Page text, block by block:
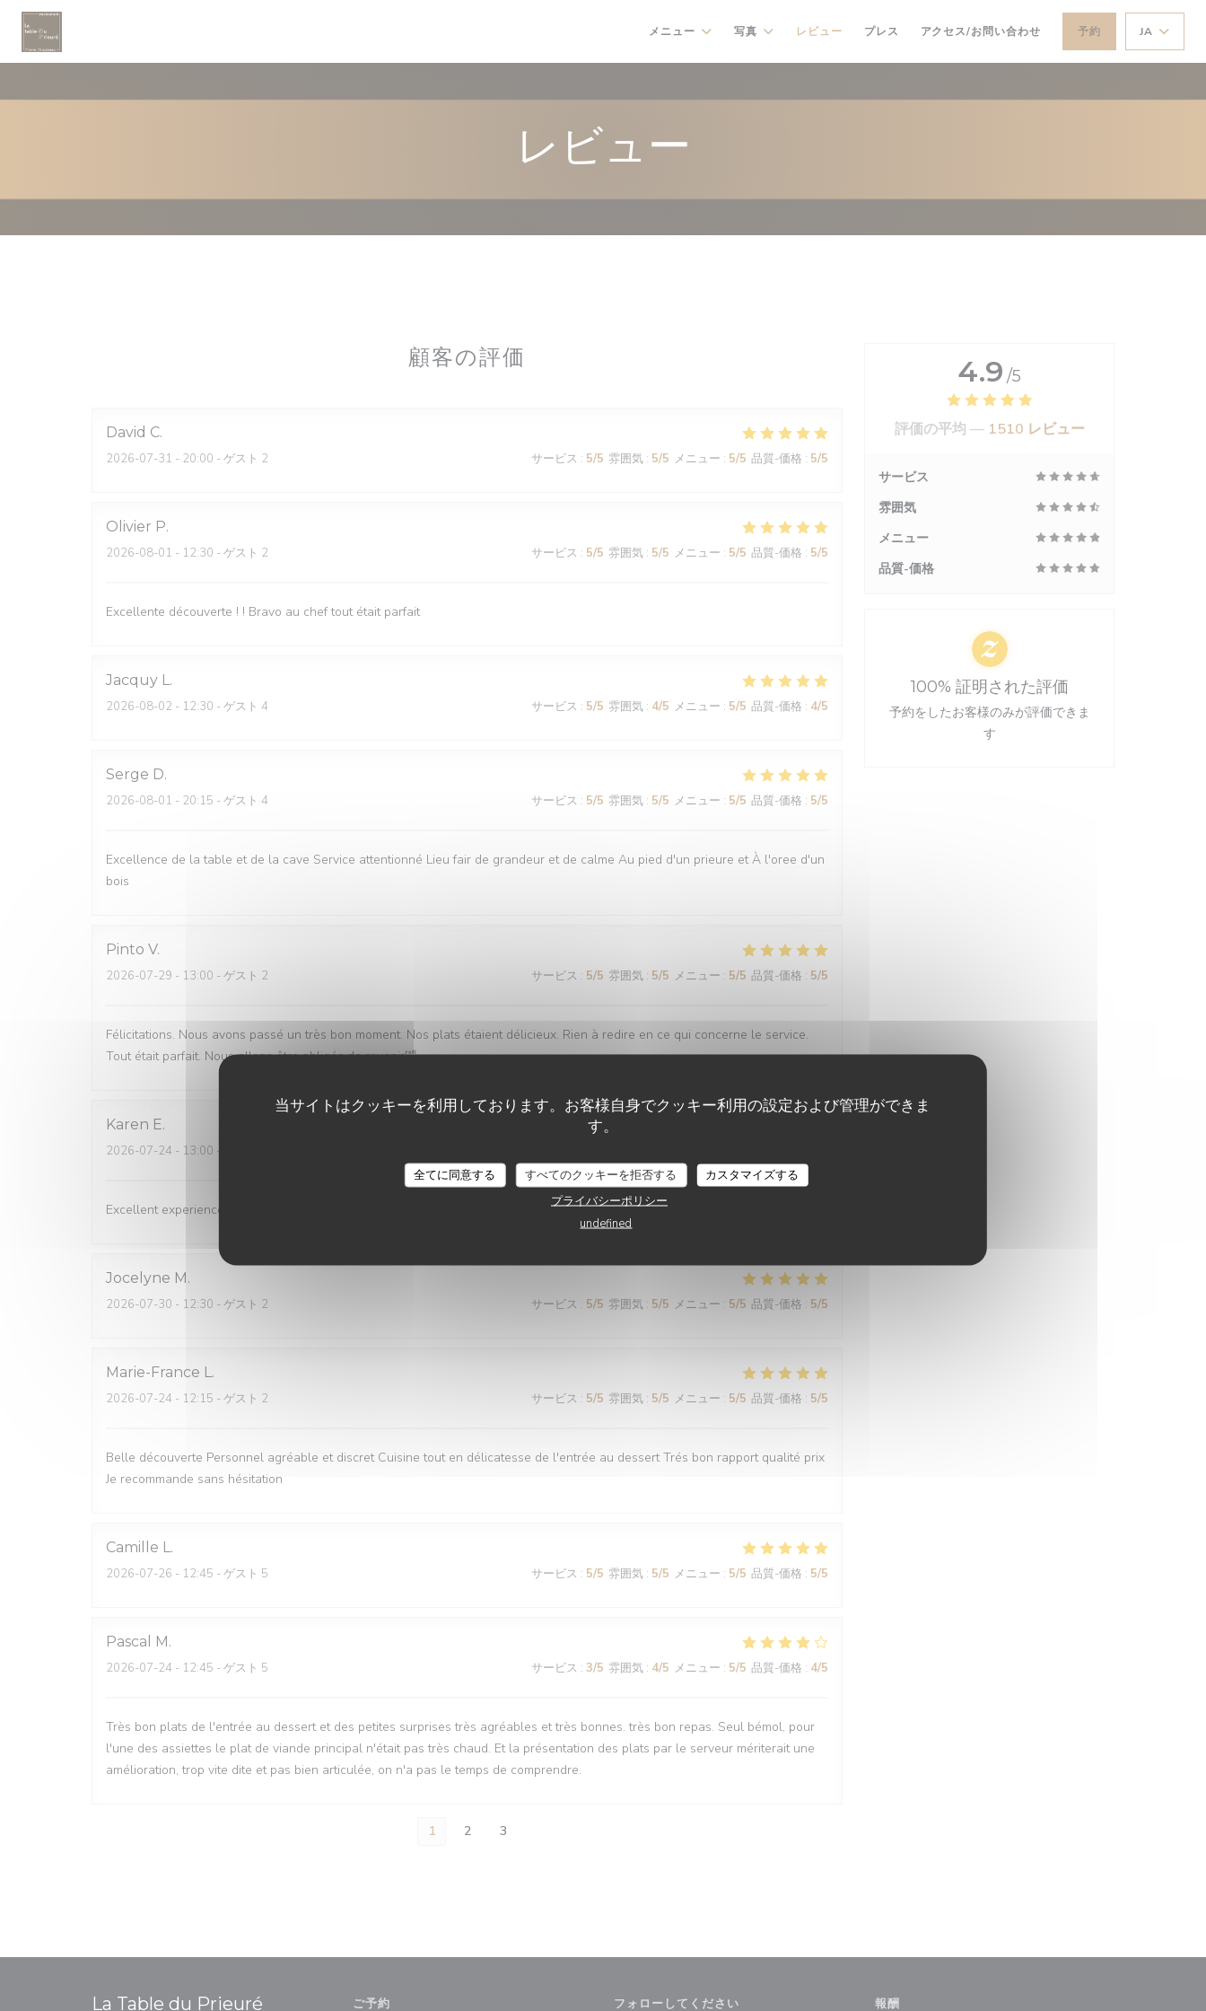
クッキー利用の管理について
当サイトはクッキーを利用しております。お客様自身でクッキー利用の設定および管理ができま
す。
全てに同意する すべてのクッキーを拒否する
カスタマイズする
プライバシーポリシー
undefined
メニュー 写真 レビュー プレス アクセス/お問い合わせ 予約 JA
レビュー
顧客の評価
David C
2026-07-31 - 20:00 - ゲスト 2 サービス : 5/5 雰囲気 : 5/5 メニュー : 5/5 品質-価格 : 5/5
Olivier P
2026-08-01 - 12:30 - ゲスト 2 サービス : 5/5 雰囲気 : 5/5 メニュー : 5/5 品質-価格 : 5/5
Excellente découverte ! ! Bravo au chef tout était parfait
Jacquy L
2026-08-02 - 12:30 - ゲスト 4 サービス : 5/5 雰囲気 : 4/5 メニュー : 5/5 品質-価格 : 4/5
Serge D
2026-08-01 - 20:15 - ゲスト 4 サービス : 5/5 雰囲気 : 5/5 メニュー : 5/5 品質-価格 : 5/5
Excellence de la table et de la cave Service attentionné Lieu fair de grandeur et de calme Au pied d'un prieure et À l'oree d'un
bois
Pinto V
2026-07-29 - 13:00 - ゲスト 2 サービス : 5/5 雰囲気 : 5/5 メニュー : 5/5 品質-価格 : 5/5
Félicitations. Nous avons passé un très bon moment. Nos plats étaient délicieux. Rien à redire en ce qui concerne le service.
Tout était parfait. Nous allons être obligés de revenir🤣
Karen E
2026-07-24 - 13:00 - ゲスト 2
Excellent experience!
Jocelyne M
2026-07-30 - 12:30 - ゲスト 2 サービス : 5/5 雰囲気 : 5/5 メニュー : 5/5 品質-価格 : 5/5
Marie-France L
2026-07-24 - 12:15 - ゲスト 2 サービス : 5/5 雰囲気 : 5/5 メニュー : 5/5 品質-価格 : 5/5
Belle découverte Personnel agréable et discret Cuisine tout en délicatesse de l'entrée au dessert Trés bon rapport qualité prix
Je recommande sans hésitation
Camille L
2026-07-26 - 12:45 - ゲスト 5 サービス : 5/5 雰囲気 : 5/5 メニュー : 5/5 品質-価格 : 5/5
Pascal M
2026-07-24 - 12:45 - ゲスト 5 サービス : 3/5 雰囲気 : 4/5 メニュー : 5/5 品質-価格 : 4/5
Très bon plats de l'entrée au dessert et des petites surprises très agréables et très bonnes. très bon repas. Seul bémol, pour
l'une des assiettes le plat de viande principal n'était pas très chaud. Et la présentation des plats par le serveur mériterait une
amélioration, trop vite dite et pas bien articulée, on n'a pas le temps de comprendre.
1 2 3
4.9 /5
評価の平均 — 1510 レビュー
サービス
雰囲気
メニュー
品質-価格
100% 証明された評価
予約をしたお客様のみが評価できま
す
La Table du Prieuré ご予約 フォローしてください 報酬